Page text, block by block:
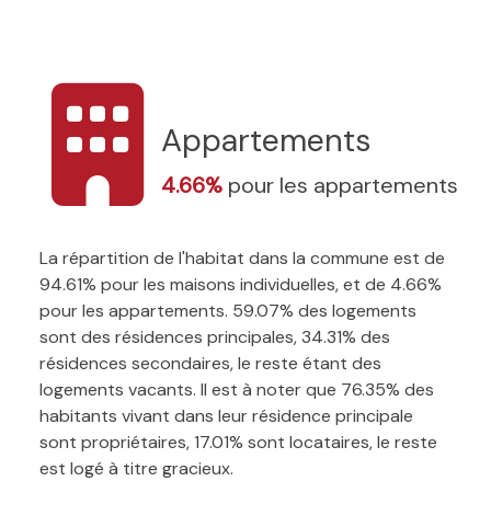
Appartements
4.66% pour les appartements
La répartition de l'habitat dans la commune est de
94.61% pour les maisons individuelles, et de 4.66%
pour les appartements. 59.07% des logements
sont des résidences principales, 34.31% des
résidences secondaires, le reste étant des
logements vacants. Il est à noter que 76.35% des
habitants vivant dans leur résidence principale
sont propriétaires, 17.01% sont locataires, le reste
est logé à titre gracieux.